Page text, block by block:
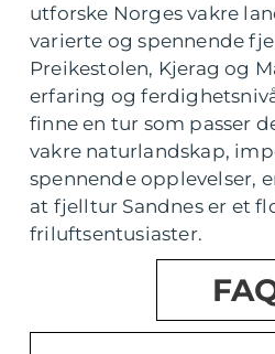
utforske Norges vakre
varierte og spennende
Preikestolen, Kjerag og
erfaring og
finne en tur som passer
vakre naturlandskap,
spennende opplevelser,
at fjelltur Sandnes er et
friluftsentusiaster.